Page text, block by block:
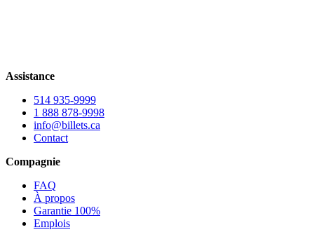
Assistance
514 935-9999
1 888 878-9998
info@billets.ca
Contact
Compagnie
FAQ
À propos
Garantie 100%
Emplois